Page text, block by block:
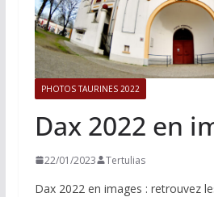
PHOTOS TAURINES 2022
Dax 2022 en
22/01/2023 Tertulias
Dax 2022 en images : retrouvez